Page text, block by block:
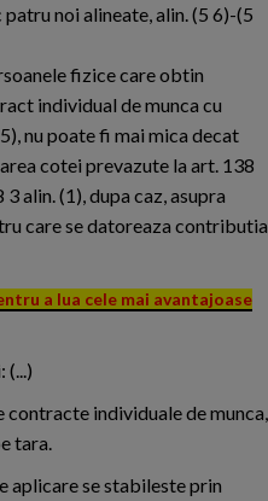
noi alineate, alin. (5 6)-(5
fizice care obtin
individual de munca cu
nu poate fi mai mica decat
cotei prevazute la art. 138
alin. (1), dupa caz, asupra
care se datoreaza contributia
a lua cele mai avantajoase
(...)
individuale de munca,
tara.
aplicare se stabileste prin